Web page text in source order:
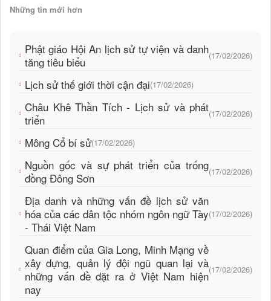
Những tin mới hơn
Phật giáo Hội An lịch sử tự viện và danh
tăng tiêu biểu
(17/02/2026)
Lịch sử thế giới thời cận đại(17/02/2026)
Châu Khê Thần Tích - Lịch sử và phát
triển
(17/02/2026)
Mông Cổ bí sử(17/02/2026)
Nguồn gốc và sự phát triển của trống
đồng Đông Sơn
(17/02/2026)
Địa danh và những vấn đề lịch sử văn
hóa của các dân tộc nhóm ngôn ngữ Tày
- Thái Việt Nam
(17/02/2026)
Quan điểm của Gia Long, Minh Mạng về
xây dựng, quản lý đội ngũ quan lại và
những vấn đề đặt ra ở Việt Nam hiện
nay
(17/02/2026)